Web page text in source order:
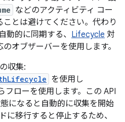
などのアクティビティ コー
とは避けてください。代わり
動的に同期する、 Lifecycle 対
オブザーバーを使用します。
収集:
を使用し
フローを使用します。この API
になると自動的に収集を開始
に移行すると停止するため、